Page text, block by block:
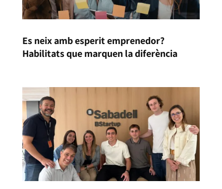
Es neix amb esperit emprenedor?
Habilitats que marquen la diferència